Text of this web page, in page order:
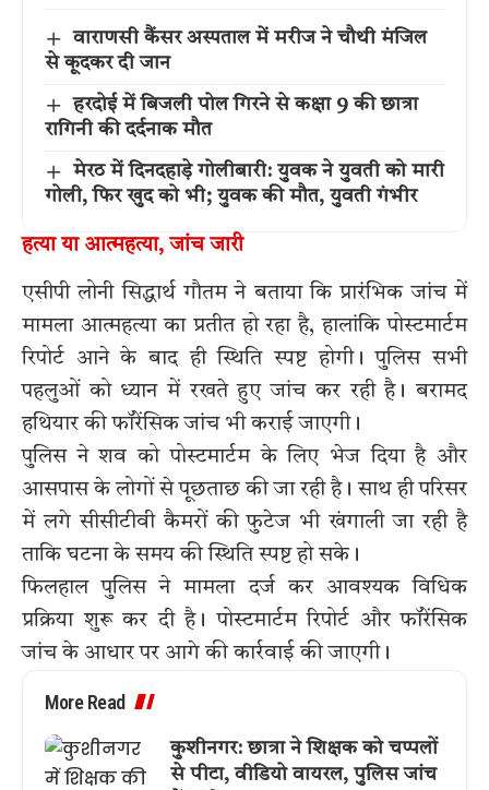
वाराणसी कैंसर अस्पताल में मरीज ने चौथी मंजिल
से कूदकर दी जान
हरदोई में बिजली पोल गिरने से कक्षा 9 की छात्रा
रागिनी की दर्दनाक मौत
मेरठ में दिनदहाड़े गोलीबारी: युवक ने युवती को मारी
गोली, फिर खुद को भी; युवक की मौत, युवती गंभीर
हत्या या आत्महत्या, जांच जारी
एसीपी लोनी सिद्धार्थ गौतम ने बताया कि प्रारंभिक जांच में
मामला आत्महत्या का प्रतीत हो रहा है, हालांकि पोस्टमार्टम
रिपोर्ट आने के बाद ही स्थिति स्पष्ट होगी। पुलिस सभी
पहलुओं को ध्यान में रखते हुए जांच कर रही है। बरामद
हथियार की फॉरेंसिक जांच भी कराई जाएगी।
पुलिस ने शव को पोस्टमार्टम के लिए भेज दिया है और
आसपास के लोगों से पूछताछ की जा रही है। साथ ही परिसर
में लगे सीसीटीवी कैमरों की फुटेज भी खंगाली जा रही है
ताकि घटना के समय की स्थिति स्पष्ट हो सके।
फिलहाल पुलिस ने मामला दर्ज कर आवश्यक विधिक
प्रक्रिया शुरू कर दी है। पोस्टमार्टम रिपोर्ट और फॉरेंसिक
जांच के आधार पर आगे की कार्रवाई की जाएगी।
More Read
कुशीनगर: छात्रा ने शिक्षक को चप्पलों
से पीटा, वीडियो वायरल, पुलिस जांच